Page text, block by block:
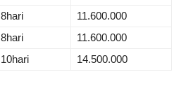
8hari
11.600.000
8hari
11.600.000
10hari 14.500.000